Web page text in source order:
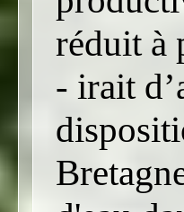
réduit à
- irait